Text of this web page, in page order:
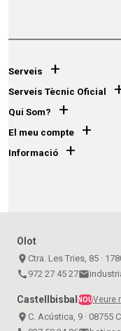
Serveis +
Serveis Tècnic Oficial
Qui Som? +
El meu compte +
Informació +
Olot
place Ctra. Les Tries, 85 ·
call 972 27 45 27email
CastellbisbalNOUVeure
place C. Acústica, 9 · 08755